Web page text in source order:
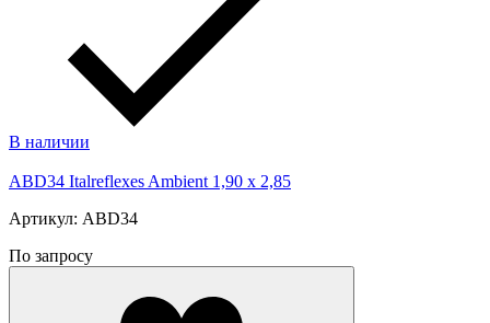
В наличии
ABD34 Italreflexes Ambient 1,90 x 2,85
Артикул: ABD34
По запросу